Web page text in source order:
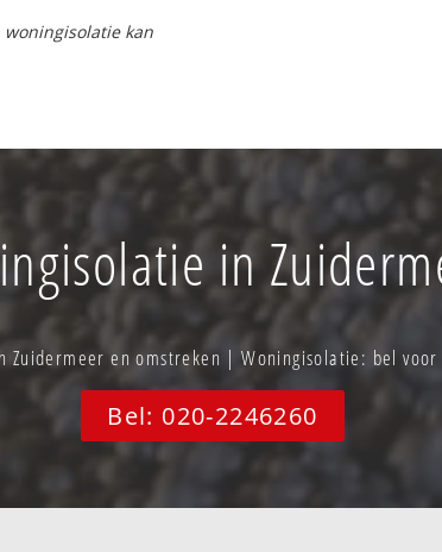
kan
in
en omstreken | Woningisolatie: bel
Bel: 020-2246260